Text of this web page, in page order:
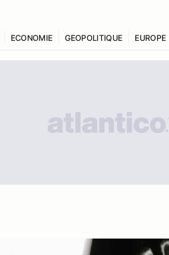
ECONOMIE GEOPOLITIQUE EUROPE